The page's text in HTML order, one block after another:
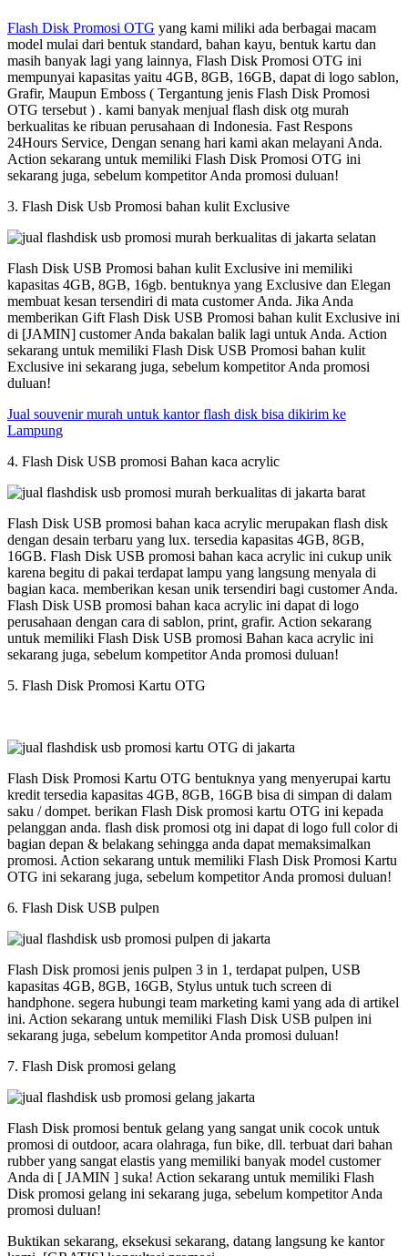
Flash Disk Promosi OTG yang kami miliki ada berbagai macam
model mulai dari bentuk standard, bahan kayu, bentuk kartu dan
masih banyak lagi yang lainnya, Flash Disk Promosi OTG ini
mempunyai kapasitas yaitu 4GB, 8GB, 16GB, dapat di logo sablon,
Grafir, Maupun Emboss ( Tergantung jenis Flash Disk Promosi
OTG tersebut ) . kami banyak menjual flash disk otg murah
berkualitas ke ribuan perusahaan di Indonesia. Fast Respons
24Hours Service, Dengan senang hari kami akan melayani Anda.
Action sekarang untuk memiliki Flash Disk Promosi OTG ini
sekarang juga, sebelum kompetitor Anda promosi duluan!
3. Flash Disk Usb Promosi bahan kulit Exclusive
Flash Disk USB Promosi bahan kulit Exclusive ini memiliki
kapasitas 4GB, 8GB, 16gb. bentuknya yang Exclusive dan Elegan
membuat kesan tersendiri di mata customer Anda. Jika Anda
memberikan Gift Flash Disk USB Promosi bahan kulit Exclusive ini
di [JAMIN] customer Anda bakalan balik lagi untuk Anda. Action
sekarang untuk memiliki Flash Disk USB Promosi bahan kulit
Exclusive ini sekarang juga, sebelum kompetitor Anda promosi
duluan!
Jual souvenir murah untuk kantor flash disk bisa dikirim ke
Lampung
4. Flash Disk USB promosi Bahan kaca acrylic
Flash Disk USB promosi bahan kaca acrylic merupakan flash disk
dengan desain terbaru yang lux. tersedia kapasitas 4GB, 8GB,
16GB. Flash Disk USB promosi bahan kaca acrylic ini cukup unik
karena begitu di pakai terdapat lampu yang langsung menyala di
bagian kaca. memberikan kesan unik tersendiri bagi customer Anda.
Flash Disk USB promosi bahan kaca acrylic ini dapat di logo
perusahaan dengan cara di sablon, print, grafir. Action sekarang
untuk memiliki Flash Disk USB promosi Bahan kaca acrylic ini
sekarang juga, sebelum kompetitor Anda promosi duluan!
5. Flash Disk Promosi Kartu OTG
Flash Disk Promosi Kartu OTG bentuknya yang menyerupai kartu
kredit tersedia kapasitas 4GB, 8GB, 16GB bisa di simpan di dalam
saku / dompet. berikan Flash Disk promosi kartu OTG ini kepada
pelanggan anda. flash disk promosi otg ini dapat di logo full color di
bagian depan & belakang sehingga anda dapat memaksimalkan
promosi. Action sekarang untuk memiliki Flash Disk Promosi Kartu
OTG ini sekarang juga, sebelum kompetitor Anda promosi duluan!
6. Flash Disk USB pulpen
Flash Disk promosi jenis pulpen 3 in 1, terdapat pulpen, USB
kapasitas 4GB, 8GB, 16GB, Stylus untuk tuch screen di
handphone. segera hubungi team marketing kami yang ada di artikel
ini. Action sekarang untuk memiliki Flash Disk USB pulpen ini
sekarang juga, sebelum kompetitor Anda promosi duluan!
7. Flash Disk promosi gelang
Flash Disk promosi bentuk gelang yang sangat unik cocok untuk
promosi di outdoor, acara olahraga, fun bike, dll. terbuat dari bahan
rubber yang sangat elastis yang memiliki banyak model customer
Anda di [ JAMIN ] suka! Action sekarang untuk memiliki Flash
Disk promosi gelang ini sekarang juga, sebelum kompetitor Anda
promosi duluan!
Buktikan sekarang, eksekusi sekarang, datang langsung ke kantor